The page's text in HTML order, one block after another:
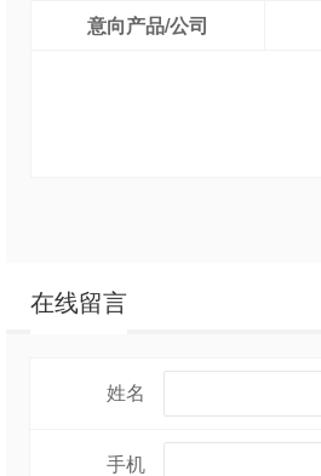
意向产品/公司
在线留言
姓名
手机